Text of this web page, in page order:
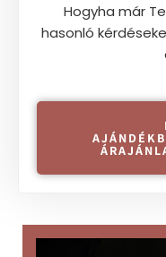
Hogyha már
hasonló